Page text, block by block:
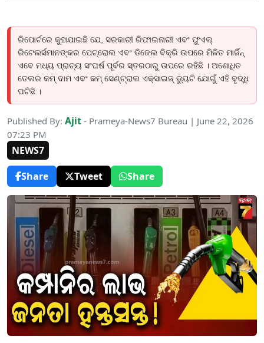
ରିପୋର୍ଟରେ କୁହାଯାଇଛି ଯେ, ସରକାରୀ ରିଫାଇନାରୀ ଏବଂ ଫୁଏଲ୍
ରିଟେଲର୍ସମାନଙ୍କର ପେଟ୍ରୋଲ ଏବଂ ଡିଜେଲ ବିକ୍ରି ଉପରେ ମିଳିତ ମାର୍ଜିନ୍
ଏବେ ମଧ୍ୟ ପ୍ରାଚ୍ୟ ସଂଘର୍ଷ ପୂର୍ବର ସ୍ତରଠାରୁ ଉପରେ ରହିଛି । ଅଶୋଧିତ
ତେଲର କମ୍ ଦାମ ଏବଂ କମ୍ ସେଣ୍ଟ୍ରାଲ ଏକ୍ସାଇଜ୍ ଡ୍ୟୁଟି ଯୋଗୁଁ ଏହି ବୃଦ୍ଧି
ଘଟିଛି ।
Published By: Ajit - Prameya-News7 Bureau | June 22, 2026
07:23 PM
NEWS7
Share
Tweet Share